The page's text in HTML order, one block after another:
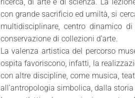
con grande sacrificio ed umiltà, si
multidisciplinare, centro dinamico
conservazione di collezioni d’arte.
La valenza artistica del percorso
ospita favoriscono, infatti, la
con altre discipline, come musica,
all’antropologia simbolica, dalla storia